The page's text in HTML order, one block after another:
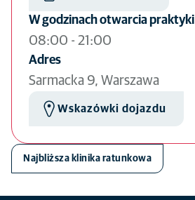
W godzinach otwarcia praktyki
08:00 - 21:00
Adres
Sarmacka 9, Warszawa
Wskazówki dojazdu
Najbliższa klinika ratunkowa